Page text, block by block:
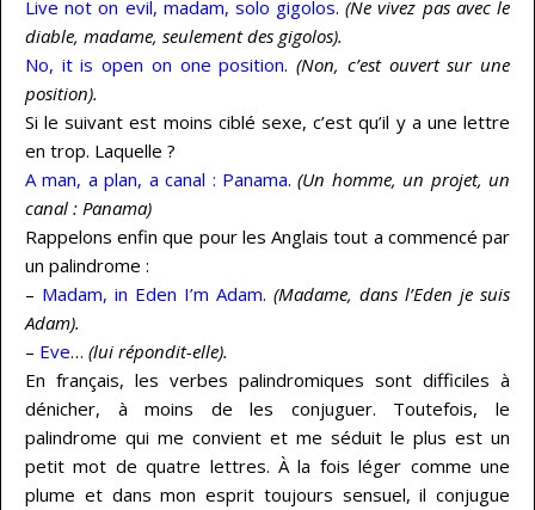
Live not on evil, madam, solo gigolos.(Ne vivez pas avec le
diable, madame, seulement des gigolos).
No, it is open on one position.(Non, c’est ouvert sur une
position).
Si le suivant est moins ciblé sexe, c’est qu’il y a une lettre
en trop. Laquelle ?
A man, a plan, a canal : Panama.(Un homme, un projet, un
canal : Panama)
Rappelons enfin que pour les Anglais tout a commencé par
un palindrome :
– Madam, in Eden I’m Adam. (Madame, dans l’Eden je suis
Adam).
– Eve… (lui répondit-elle).
En français, les verbes palindromiques sont difficiles à
dénicher, à moins de les conjuguer. Toutefois, le
palindrome qui me convient et me séduit le plus est un
petit mot de quatre lettres. À la fois léger comme une
plume et dans mon esprit toujours sensuel, il conjugue